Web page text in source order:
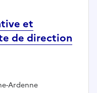
et
de direction
Ardenne